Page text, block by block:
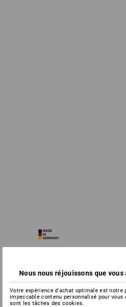
Nous nous réjouissons que vous
Votre expérience d'achat optimale est notre
impeccable contenu personnalisé pour
sont les tâches des cookies.